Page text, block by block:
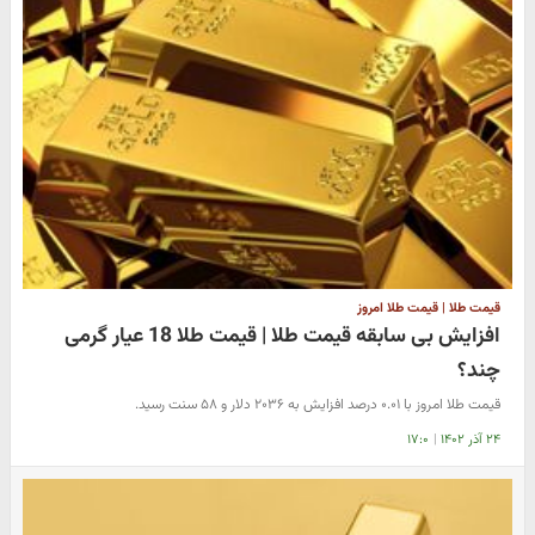
قیمت طلا | قیمت طلا امروز
افزایش بی سابقه قیمت طلا | قیمت طلا 18 عیار گرمی
چند؟
قیمت طلا امروز با ۰.۰۱ درصد افزایش به ۲۰۳۶ دلار و ۵۸ سنت رسید.
۲۴ آذر ۱۴۰۲ | ۱۷:۰